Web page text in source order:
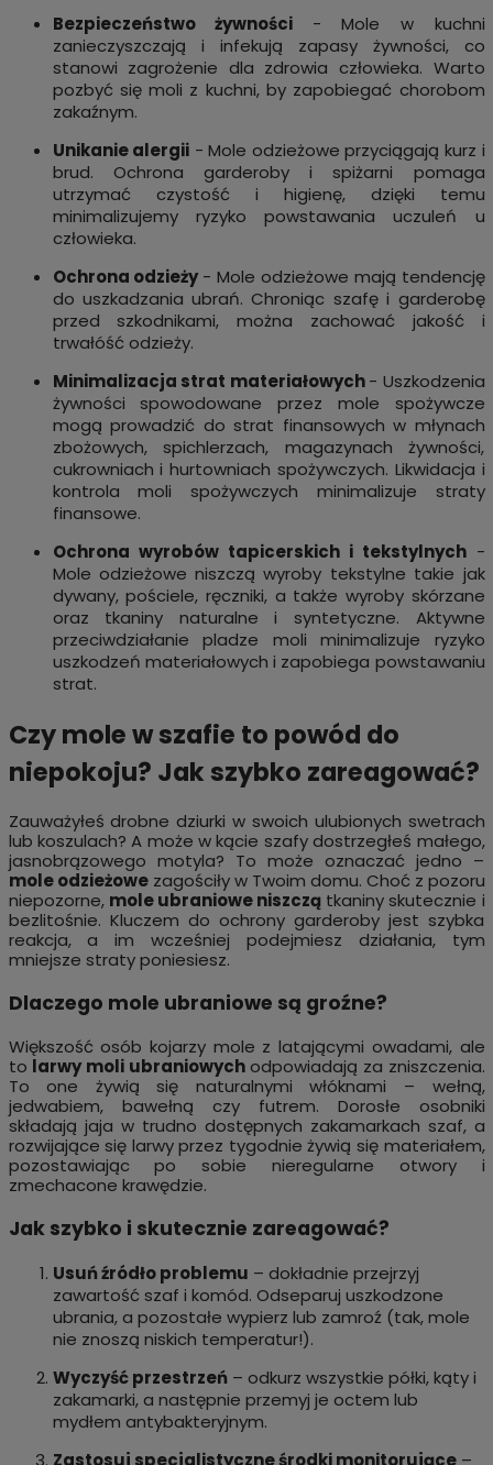
Bezpieczeństwo żywności - Mole w kuchni
zanieczyszczają i infekują zapasy żywności, co
stanowi zagrożenie dla zdrowia człowieka. Warto
pozbyć się moli z kuchni, by zapobiegać chorobom
zakaźnym.
Unikanie alergii - Mole odzieżowe przyciągają kurz i
brud. Ochrona garderoby i spiżarni pomaga
utrzymać czystość i higienę, dzięki temu
minimalizujemy ryzyko powstawania uczuleń u
człowieka.
Ochrona odzieży- Mole odzieżowe mają tendencję
do uszkadzania ubrań. Chroniąc szafę i garderobę
przed szkodnikami, można zachować jakość i
trwałóść odzieży.
Minimalizacja strat materiałowych- Uszkodzenia
żywności spowodowane przez mole spożywcze
mogą prowadzić do strat finansowych w młynach
zbożowych, spichlerzach, magazynach żywności,
cukrowniach i hurtowniach spożywczych. Likwidacja i
kontrola moli spożywczych minimalizuje straty
finansowe.
Ochrona wyrobów tapicerskich i tekstylnych-
Mole odzieżowe niszczą wyroby tekstylne takie jak
dywany, pościele, ręczniki, a także wyroby skórzane
oraz tkaniny naturalne i syntetyczne. Aktywne
przeciwdziałanie pladze moli minimalizuje ryzyko
uszkodzeń materiałowych i zapobiega powstawaniu
strat.
Czy mole w szafie to powód do
niepokoju? Jak szybko zareagować?
Zauważyłeś drobne dziurki w swoich ulubionych swetrach
lub koszulach? A może w kącie szafy dostrzegłeś małego,
jasnobrązowego motyla? To może oznaczać jedno –
mole odzieżowezagościły w Twoim domu. Choć z pozoru
niepozorne, mole ubraniowe niszczą tkaniny skutecznie i
bezlitośnie. Kluczem do ochrony garderoby jest szybka
reakcja, a im wcześniej podejmiesz działania, tym
mniejsze straty poniesiesz.
Dlaczego mole ubraniowe są groźne?
Większość osób kojarzy mole z latającymi owadami, ale
to larwy moli ubraniowychodpowiadają za zniszczenia.
To one żywią się naturalnymi włóknami – wełną,
jedwabiem, bawełną czy futrem. Dorosłe osobniki
składają jaja w trudno dostępnych zakamarkach szaf, a
rozwijające się larwy przez tygodnie żywią się materiałem,
pozostawiając po sobie nieregularne otwory i
zmechacone krawędzie.
Jak szybko i skutecznie zareagować?
Usuń źródło problemu – dokładnie przejrzyj
zawartość szaf i komód. Odseparuj uszkodzone
ubrania, a pozostałe wypierz lub zamroź (tak, mole
nie znoszą niskich temperatur!).
Wyczyść przestrzeń– odkurz wszystkie półki, kąty i
zakamarki, a następnie przemyj je octem lub
mydłem antybakteryjnym.
Zastosuj specjalistyczne środki monitorujące–